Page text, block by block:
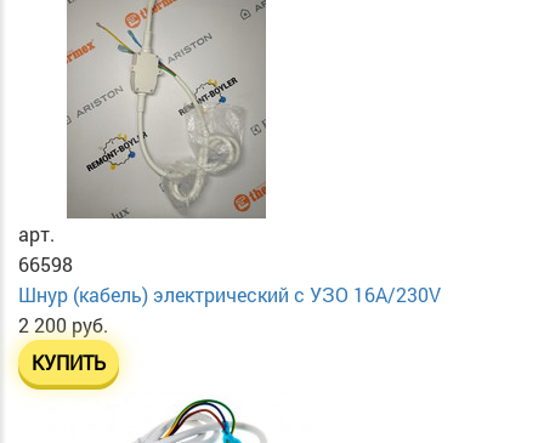
арт.
66598
Шнур (кабель) электрический с УЗО 16А/230V
2 200 руб.
КУПИТЬ